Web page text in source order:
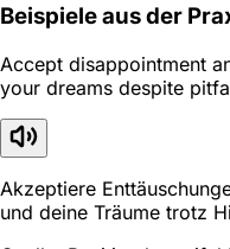
Beispiele aus der
Accept disappointment
your dreams despite
Akzeptiere
und deine Träume trotz